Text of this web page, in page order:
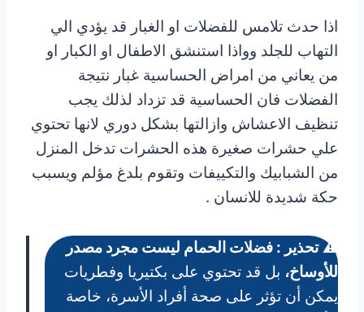
اذا حدث تلامس للفضلات او الغبار قد يؤدي الي
التهاب للجلد وواذا استنشق الاطفال او الكبار او
من يعاني من امراض الحساسية غبار نتيجة
الفضلات فان الحساسية قد تزداد لذلك يجب
تنظيف الاعشاش وازالتها بشكل دوري لانها تحتوي
علي حشرات صغيرة هذه الحشرات تدخل المنزل
من الشبابيك والتكييفات وتقوم بلدغ مؤلم ويسبب
حكة شديدة للانسان .
⚠️تحذير : فضلات الحمام ليست مجرد مصدر
للأوساخ، بل قد تحتوي على بكتيريا وفطريات
يمكن أن تؤثر على صحة أفراد الأسرة، خاصة